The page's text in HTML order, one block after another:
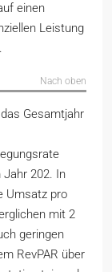
einen
Leistung
Nach oben
Gesamtjahr
Jahr 202. In
Umsatz pro
mit 2
geringen
RevPAR über